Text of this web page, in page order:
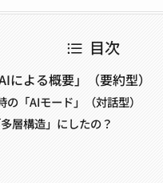
目次
による概要」（要約型）
「AIモード」（対話型）
層構造」にしたの？